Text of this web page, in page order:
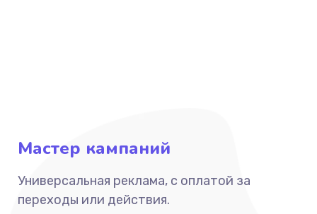
Мастер кампаний
Универсальная реклама, с оплатой за
переходы или действия.